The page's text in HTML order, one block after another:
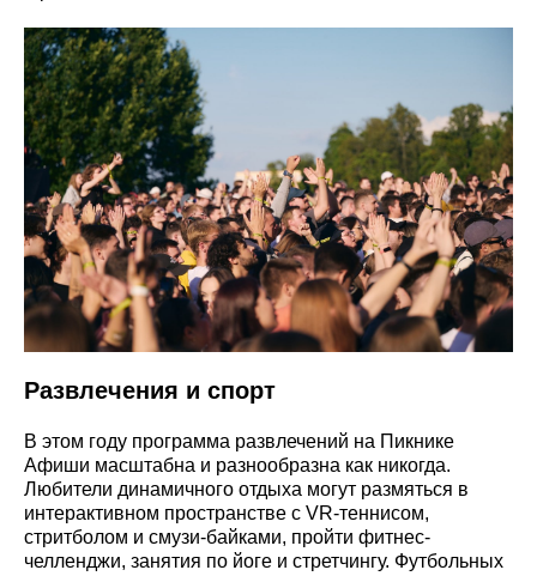
Развлечения и спорт
В этом году программа развлечений на Пикнике
Афиши масштабна и разнообразна как никогда.
Любители динамичного отдыха могут размяться в
интерактивном пространстве с VR-теннисом,
стритболом и смузи-байками, пройти фитнес-
челленджи, занятия по йоге и стретчингу. Футбольных